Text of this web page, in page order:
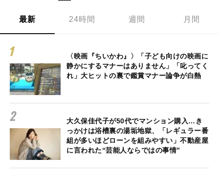
最新 24時間 週間 月間
〈映画『ちいかわ』〉「子ども向けの映画に
静かにするマナーはありません」「叱ってく
れ」大ヒットの裏で鑑賞マナー論争が白熱
大久保佳代子が50代でマンション購入…き
っかけは浴槽裏の湯垢地獄、「レギュラー番
組が多いほどローンを組みやすい」不動産屋
に言われた“芸能人ならではの事情”